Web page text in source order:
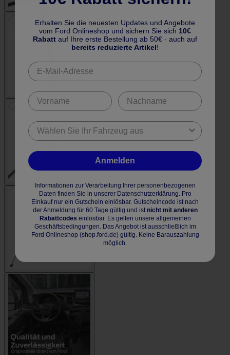
Erhalten Sie die neuesten Updates und Angebote
vom Ford Onlineshop und sichern Sie sich 10€
Rabatt auf Ihre erste Bestellung ab 50€ - auch auf
bereits reduzierte Artikel!
Anmelden
Informationen zur Verarbeitung Ihrer personenbezogenen
Daten finden Sie in unserer Datenschutzerklärung. Pro
Einkauf nur ein Gutschein einlösbar. Gutscheincode ist nach
der Anmeldung für 60 Tage gültig und ist nicht mit anderen
Rabattcodes einlösbar. Es gelten unsere allgemeinen
Geschäftsbedingungen. Das Angebot ist ausschließlich im
Ford Onlineshop (shop.ford.de) gültig. Keine Barauszahlung
möglich.